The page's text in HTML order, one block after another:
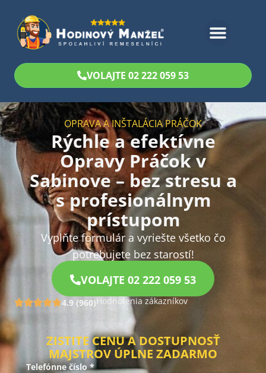
VOLAJTE 02 222 059 53
OPRAVA A INŠTALÁCIA PRÁČOK
Rýchle a efektívne
Opravy Práčok v
Sabinove – bez stresu a
s profesionálnym
prístupom
Vyplňte formulár a vyriešte všetko čo
potrebujete bez starostí!
VOLAJTE 02 222 059 53
4.9 (960)Hodnotenia zákazníkov
ZISTITE CENU A DOSTUPNOSŤ
MAJSTROV ÚPLNE ZADARMO
Telefónne číslo *